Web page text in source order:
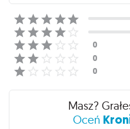
Masz?
Oceń